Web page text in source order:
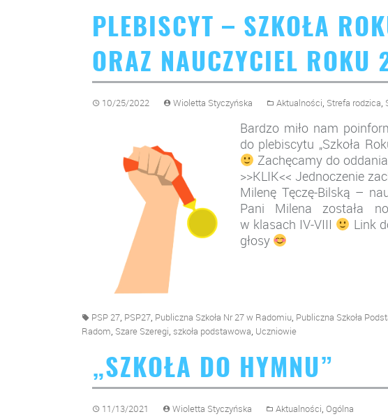
PLEBISCYT – SZKOŁA
ORAZ NAUCZYCIEL ROKU
10/25/2022 Wioletta Styczyńska Aktualności, Strefa rodzica,
Bardzo miło nam
do plebiscytu „Szkoła
Zachęcamy do
>>KLIK<< Jednoczenie
Milenę Tęczę-Bilską –
Pani Milena została
w klasach IV-VIII
Link
głosy
PSP 27 PSP27 Publiczna Szkoła Nr 27 w Radomiu Publiczna Szkoła
Radom Szare Szeregi szkoła podstawowa Uczniowie
„SZKOŁA DO HYMNU”
11/13/2021 Wioletta Styczyńska Aktualności Ogólna